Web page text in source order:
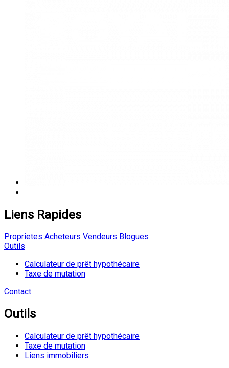
Liens Rapides
Proprietes Acheteurs Vendeurs Blogues
Outils
Calculateur de prêt hypothécaire
Taxe de mutation
Contact
Outils
Calculateur de prêt hypothécaire
Taxe de mutation
Liens immobiliers